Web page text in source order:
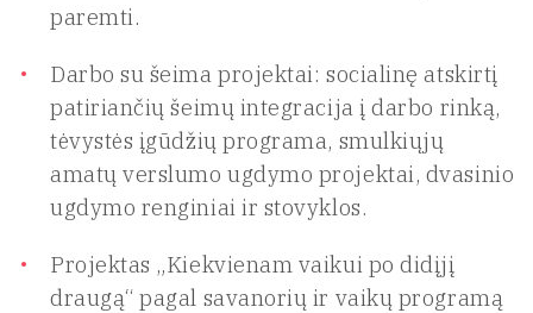
paremti.
Darbo su šeima projektai: socialinę atskirtį
patiriančių šeimų integracija į darbo rinką,
tėvystės įgūdžių programa, smulkiųjų
amatų verslumo ugdymo projektai, dvasinio
ugdymo renginiai ir stovyklos.
Projektas „Kiekvienam vaikui po didįjį
draugą“ pagal savanorių ir vaikų programą